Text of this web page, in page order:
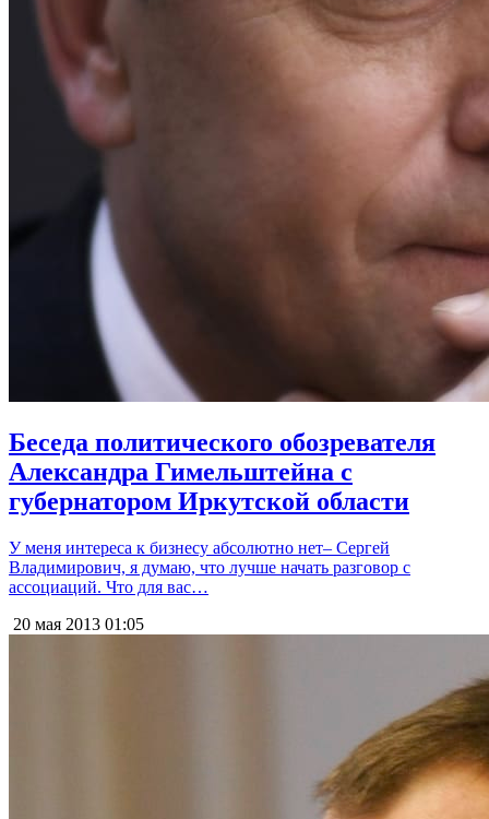
Беседа политического обозревателя
Александра Гимельштейна с
губернатором Иркутской области
У меня интереса к бизнесу абсолютно нет– Сергей
Владимирович, я думаю, что лучше начать разговор с
ассоциаций. Что для вас…
20 мая 2013 01:05